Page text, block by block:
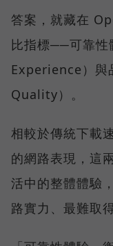
答案，就藏在
比指標──可靠
Experience）
Quality）。
相較於傳統下載
的網路表現，這
活中的整體體驗
路實力、最難取